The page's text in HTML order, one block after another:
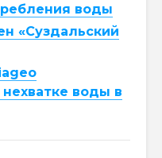
воды
«Суздальский
воды в